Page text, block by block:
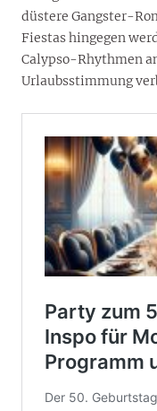
düstere Gangster-
Fiestas hingegen
Calypso-Rhythmen
Urlaubsstimmung